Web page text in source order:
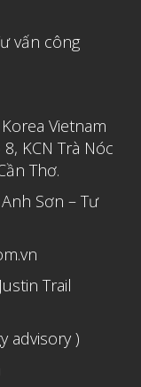
vấn công
Vietnam
KCN Trà Nóc
Thơ.
Sơn – Tư
Trail
advisory )